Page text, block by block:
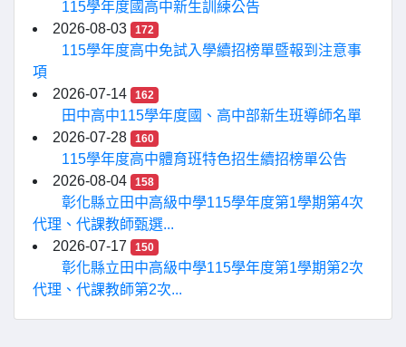
115學年度國高中新生訓練公告
2026-08-03
172
115學年度高中免試入學續招榜單暨報到注意事
項
2026-07-14
162
田中高中115學年度國、高中部新生班導師名單
2026-07-28
160
115學年度高中體育班特色招生續招榜單公告
2026-08-04
158
彰化縣立田中高級中學115學年度第1學期第4次
代理、代課教師甄選...
2026-07-17
150
彰化縣立田中高級中學115學年度第1學期第2次
代理、代課教師第2次...